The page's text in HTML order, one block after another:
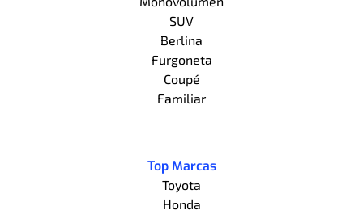
SUV
Berlina
Furgoneta
Coupé
Familiar
Top Marcas
Toyota
Honda